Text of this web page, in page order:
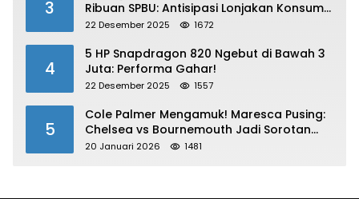
3
Ribuan SPBU: Antisipasi Lonjakan Konsumsi
BBM dan LPG!
22 Desember 2025 1672
4
5 HP Snapdragon 820 Ngebut di Bawah 3
Juta: Performa Gahar!
22 Desember 2025 1557
5
Cole Palmer Mengamuk! Maresca Pusing:
Chelsea vs Bournemouth Jadi Sorotan
Utama
20 Januari 2026 1481